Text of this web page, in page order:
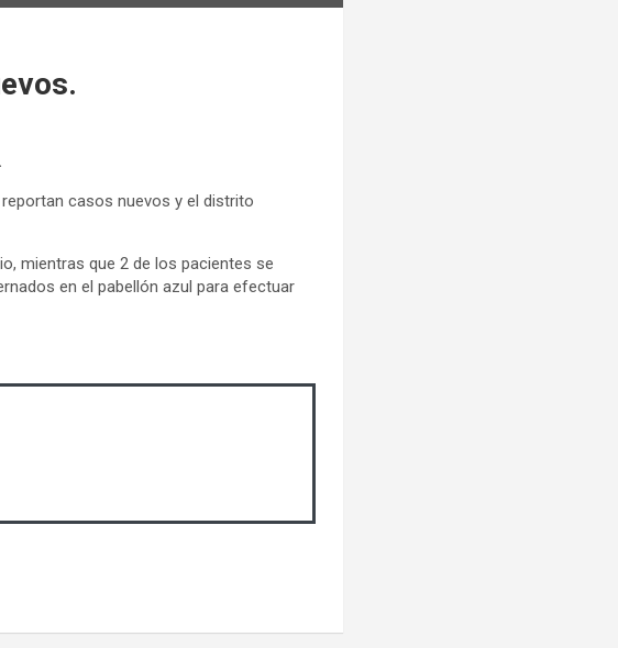
casos nuevos y el distrito
mientras que 2 de los pacientes se
en el pabellón azul para efectuar